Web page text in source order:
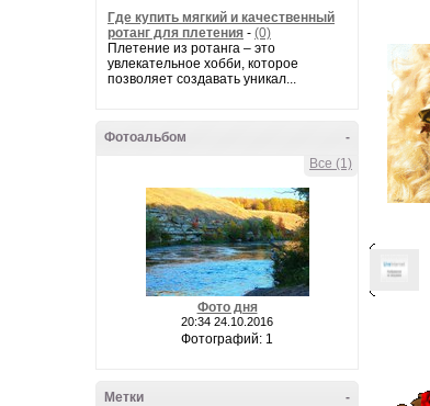
Где купить мягкий и качественный
ротанг для плетения - (0)
Плетение из ротанга – это
увлекательное хобби, которое
позволяет создавать уникал...
-
Фотоальбом
Все (1)
Фото дня
20:34 24.10.2016
Фотографий: 1
-
Метки